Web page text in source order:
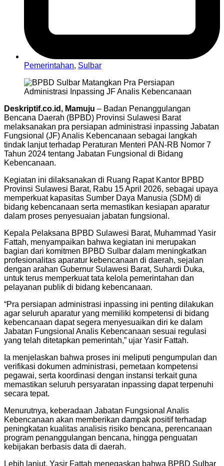
Pemerintahan, Sulbar
Deskriptif.co.id, Mamuju – Badan Penanggulangan
Bencana Daerah (BPBD) Provinsi Sulawesi Barat
melaksanakan pra persiapan administrasi inpassing Jabatan
Fungsional (JF) Analis Kebencanaan sebagai langkah
tindak lanjut terhadap Peraturan Menteri PAN-RB Nomor 7
Tahun 2024 tentang Jabatan Fungsional di Bidang
Kebencanaan.
Kegiatan ini dilaksanakan di Ruang Rapat Kantor BPBD
Provinsi Sulawesi Barat, Rabu 15 April 2026, sebagai upaya
memperkuat kapasitas Sumber Daya Manusia (SDM) di
bidang kebencanaan serta memastikan kesiapan aparatur
dalam proses penyesuaian jabatan fungsional.
Kepala Pelaksana BPBD Sulawesi Barat, Muhammad Yasir
Fattah, menyampaikan bahwa kegiatan ini merupakan
bagian dari komitmen BPBD Sulbar dalam meningkatkan
profesionalitas aparatur kebencanaan di daerah, sejalan
dengan arahan Gubernur Sulawesi Barat, Suhardi Duka,
untuk terus memperkuat tata kelola pemerintahan dan
pelayanan publik di bidang kebencanaan.
“Pra persiapan administrasi inpassing ini penting dilakukan
agar seluruh aparatur yang memiliki kompetensi di bidang
kebencanaan dapat segera menyesuaikan diri ke dalam
Jabatan Fungsional Analis Kebencanaan sesuai regulasi
yang telah ditetapkan pemerintah,” ujar Yasir Fattah.
Ia menjelaskan bahwa proses ini meliputi pengumpulan dan
verifikasi dokumen administrasi, pemetaan kompetensi
pegawai, serta koordinasi dengan instansi terkait guna
memastikan seluruh persyaratan inpassing dapat terpenuhi
secara tepat.
Menurutnya, keberadaan Jabatan Fungsional Analis
Kebencanaan akan memberikan dampak positif terhadap
peningkatan kualitas analisis risiko bencana, perencanaan
program penanggulangan bencana, hingga penguatan
kebijakan berbasis data di daerah.
Lebih lanjut, Yasir Fattah menegaskan bahwa BPBD Sulbar